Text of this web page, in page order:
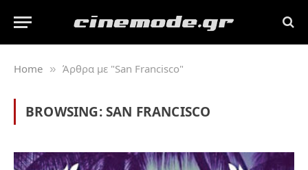
Home » Άρθρα με "San Francisco"
BROWSING:SAN FRANCISCO